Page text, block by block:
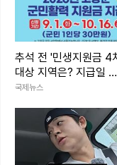
추석 전 '민생지원금 4
대상 지역은? 지급일 속
속 확정
국제뉴스